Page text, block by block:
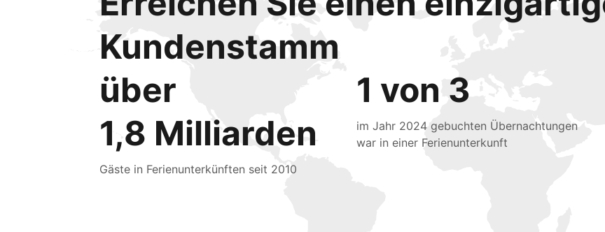
Kundenstamm
über
1,8 Milliarden
Gäste in Ferienunterkünften seit 2010
1 von 3
im Jahr 2024 gebuchten Übernachtungen
war in einer Ferienunterkunft